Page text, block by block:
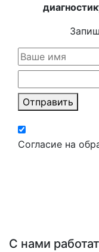
Отправить
Согласие на
С нами